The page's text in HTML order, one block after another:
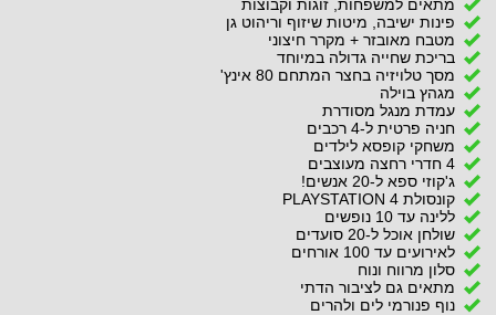
מתאים למשפחות, זוגות וקבוצות
פינות ישיבה, מיטות שיזוף וריהוט גן
מטבח מאובזר + מקרר חיצוני
בריכת שחייה גדולה במיוחד
מסך טלויזיה בחצר המתחם 80 אינץ'
מגהץ בוילה
עמדת מנגל מסודרת
חניה פרטית ל-4 רכבים
משחקי קופסא לילדים
4 חדרי רחצה מעוצבים
ג'קוזי ספא ל-20 אנשים!
קונסולת PLAYSTATION 4
ללינה עד 10 נופשים
שולחן אוכל ל-20 סועדים
לאירועים עד 100 אורחים
סלון מרווח ונוח
מתאים גם לציבור הדתי
נוף פנורמי לים ולהרים